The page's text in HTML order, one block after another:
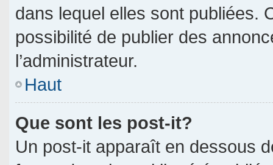
dans lequel elles sont publiées.
possibilité de publier des
l’administrateur.
Haut
Que sont les post-it?
Un post-it apparaît en dessous